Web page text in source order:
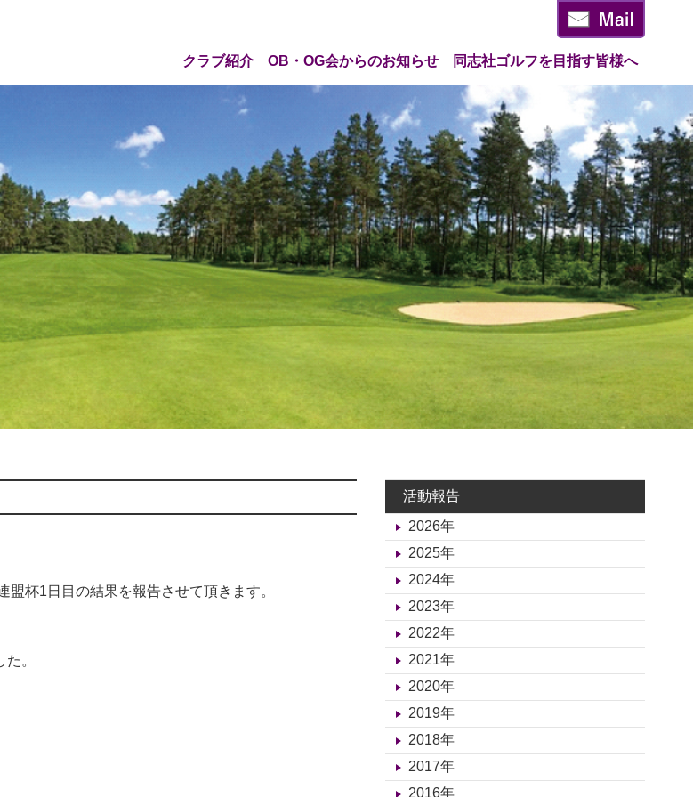
クラブ紹介 OB・OG会からのお知らせ 同志社ゴルフを目指す皆様へ
杯1日目の結果を報告させて頂きます。
。
活動報告
2026年
2025年
2024年
2023年
2022年
2021年
2020年
2019年
2018年
2017年
2016年